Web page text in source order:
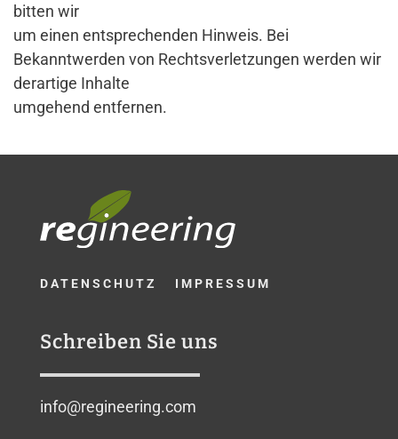
bitten wir
um einen entsprechenden Hinweis. Bei
Bekanntwerden von Rechtsverletzungen werden wir
derartige Inhalte
umgehend entfernen.
DATENSCHUTZ IMPRESSUM
Schreiben Sie uns
info@regineering.com